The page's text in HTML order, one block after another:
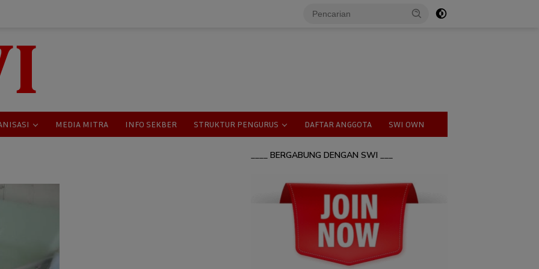
MEDIA MITRA INFO SEKBER STRUKTUR PENGURUS DAFTAR ANGGOTA SWI OWN
____BERGABUNG DENGAN SWI ___